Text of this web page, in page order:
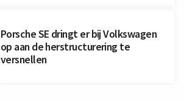
Porsche SE dringt er bij Volkswagen
op aan de herstructurering te
versnellen